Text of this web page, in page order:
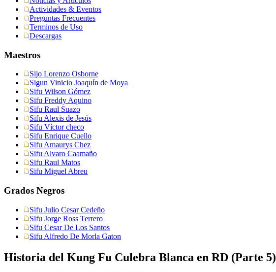
Actividades & Eventos
Preguntas Frecuentes
Terminos de Uso
Descargas
Maestros
Sijo Lorenzo Osborne
Sigun Vinicio Joaquín de Moya
Sifu Wilson Gómez
Sifu Freddy Aquino
Sifu Raul Suazo
Sifu Alexis de Jesús
Sifu Víctor checo
Sifu Enrique Cuello
Sifu Amaurys Chez
Sifu Alvaro Caamaño
Sifu Raul Matos
Sifu Miguel Abreu
Grados Negros
Sifu Julio Cesar Cedeño
Sifu Jorge Ross Terrero
Sifu Cesar De Los Santos
Sifu Alfredo De Morla Gaton
Historia del Kung Fu Culebra Blanca en RD (Parte 5)